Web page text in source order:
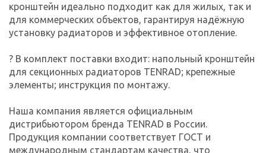
кронштейн идеально подходит как для жилых, так и
для коммерческих объектов, гарантируя надёжную
установку радиаторов и эффективное отопление.
? В комплект поставки входит: напольный кронштейн
для секционных радиаторов TENRAD; крепежные
элементы; инструкция по монтажу.
Наша компания является официальным
дистрибьютором бренда TENRAD в России.
Продукция компании соответствует ГОСТ и
международным стандартам качества, что